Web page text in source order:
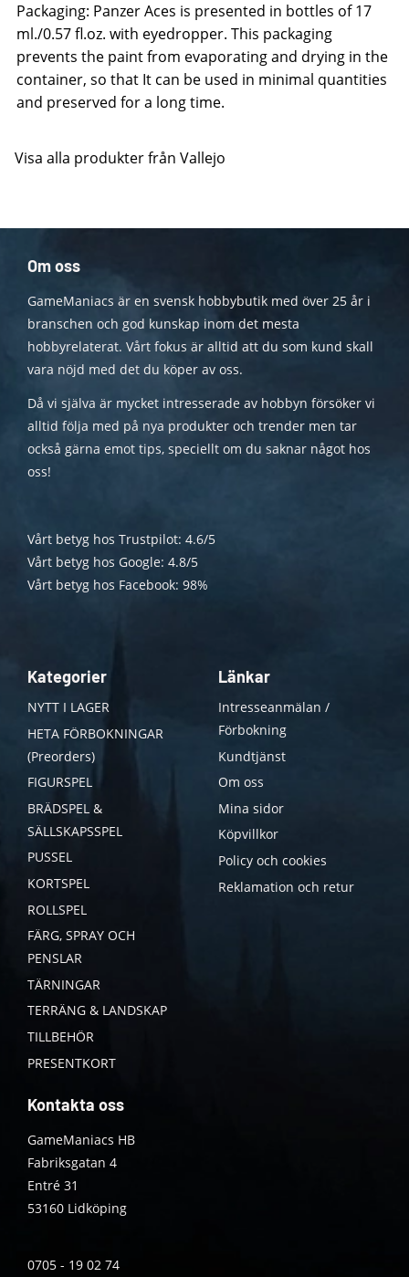
Packaging: Panzer Aces is presented in bottles of 17
ml./0.57 fl.oz. with eyedropper. This packaging
prevents the paint from evaporating and drying in the
container, so that It can be used in minimal quantities
and preserved for a long time.
Visa alla produkter från Vallejo
Om oss
GameManiacs är en svensk hobbybutik med över 25 år i
branschen och god kunskap inom det mesta
hobbyrelaterat. Vårt fokus är alltid att du som kund skall
vara nöjd med det du köper av oss.
Då vi själva är mycket intresserade av hobbyn försöker vi
alltid följa med på nya produkter och trender men tar
också gärna emot tips, speciellt om du saknar något hos
oss!
Vårt betyg hos Trustpilot: 4.6/5
Vårt betyg hos Google: 4.8/5
Vårt betyg hos Facebook: 98%
Kategorier
NYTT I LAGER
HETA FÖRBOKNINGAR
(Preorders)
FIGURSPEL
BRÄDSPEL &
SÄLLSKAPSSPEL
PUSSEL
KORTSPEL
ROLLSPEL
FÄRG, SPRAY OCH
PENSLAR
TÄRNINGAR
TERRÄNG & LANDSKAP
TILLBEHÖR
PRESENTKORT
Länkar
Intresseanmälan /
Förbokning
Kundtjänst
Om oss
Mina sidor
Köpvillkor
Policy och cookies
Reklamation och retur
Kontakta oss
GameManiacs HB
Fabriksgatan 4
Entré 31
53160 Lidköping
0705 - 19 02 74